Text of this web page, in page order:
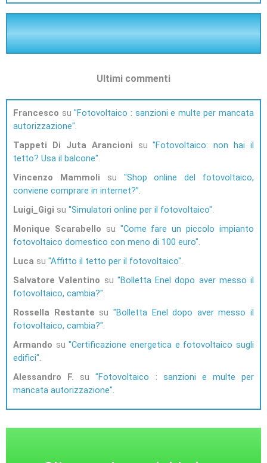
Ultimi commenti
Francesco su Fotovoltaico : sanzioni e multe per mancata
autorizzazione
Tappeti Di Juta Arancioni su Fotovoltaico: non hai il
tetto? Usa il balcone
Vincenzo Mammoli su
Shop online del fotovoltaico,
conviene comprare in internet?
Luigi_Gigi su Simulatori online per il fotovoltaico
Monique Scarabello su
Come fare un piccolo impianto
fotovoltaico domestico con meno di 100 euro
Luca su Affitto il tetto per il fotovoltaico
Salvatore Valentino su
Bolletta Enel dopo aver messo il
fotovoltaico, cambia?
Rossella Restante su
Bolletta Enel dopo aver messo il
fotovoltaico, cambia?
Armando su Certificazione energetica e fotovoltaico sugli
edifici
Alessandro F. su Fotovoltaico : sanzioni e multe per
mancata autorizzazione